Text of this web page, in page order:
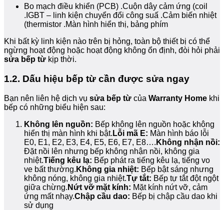
Bo mạch điều khiển (PCB) .Cuộn dây cảm ứng (coil
.IGBT – linh kiện chuyển đổi công suấ .Cảm biến nhiệt
(thermistor .Màn hình hiển thị, bảng phím
Khi bất kỳ linh kiện nào trên bị hỏng, toàn bộ thiết bị có thể
ngừng hoạt động hoặc hoạt động không ổn định, đòi hỏi phải
sửa bếp từ kịp thời.
1.2. Dấu hiệu bếp từ cần được sửa ngay
Bạn nên liên hệ dịch vụ sửa bếp từ của Warranty Home khi
bếp có những biểu hiện sau:
Không lên nguồn: Bếp không lên nguồn hoặc không
hiển thị màn hình khi bật. Lỗi mã E: Màn hình báo lỗi
E0, E1, E2, E3, E4, E5, E6, E7, E8…. Không nhận nồi:
Đặt nồi lên nhưng bếp không nhận nồi, không gia
nhiệt.Tiếng kêu lạ: Bếp phát ra tiếng kêu lạ, tiếng vo
ve bất thường. Không gia nhiệt: Bếp bật sáng nhưng
không nóng, không gia nhiệt.Tự tắt: Bếp tự tắt đột ngột
giữa chừng. Nứt vỡ mặt kính: Mặt kính nứt vỡ, cảm
ứng mất nhạy.Chập cầu dao: Bếp bị chập cầu dao khi
sử dụng